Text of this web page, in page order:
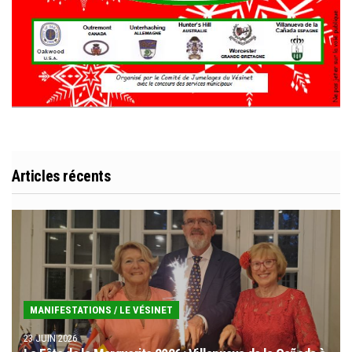
Articles récents
MANIFESTATIONS / LE VÉSINET
23 JUIN 2026